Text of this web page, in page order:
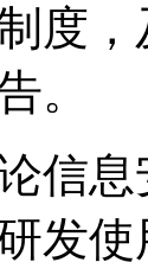
度
。
信
发